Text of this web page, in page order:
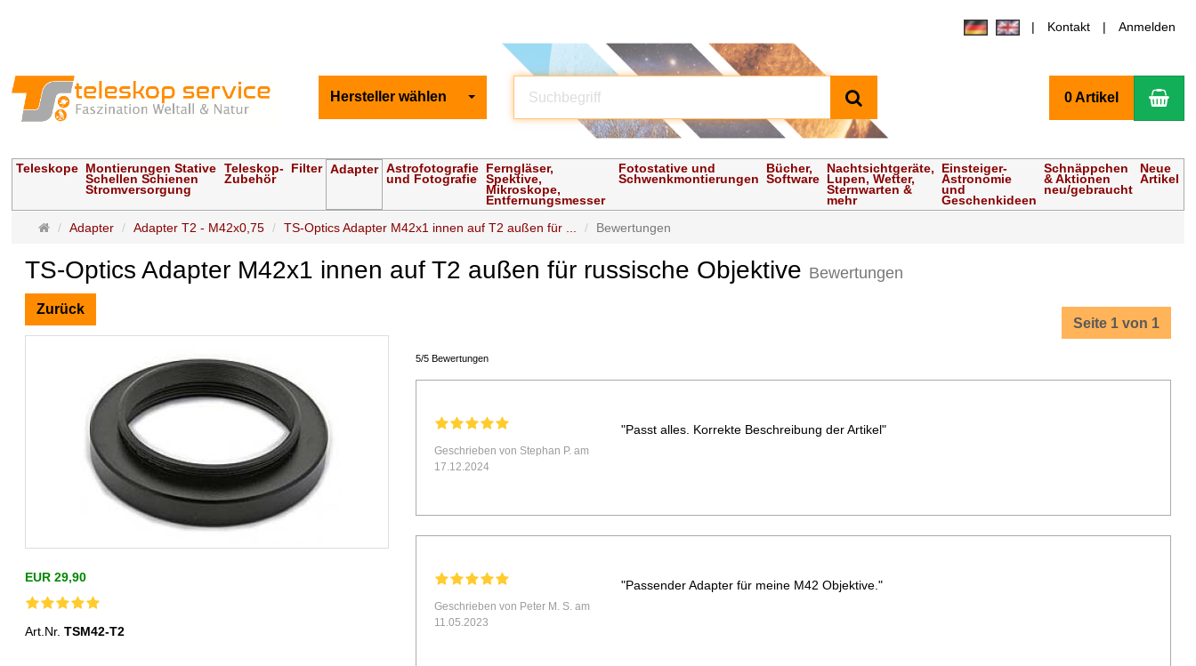
Kontakt Anmelden
Hersteller wählen 0 Artikel
Teleskope Montierungen Stative
Schellen Schienen
Stromversorgung
Teleskop-
Zubehör
Filter Adapter Astrofotografie
und Fotografie
Ferngläser,
Spektive,
Mikroskope,
Entfernungsmesser
Fotostative und
Schwenkmontierungen
Bücher,
Software
Nachtsichtgeräte,
Lupen, Wetter,
Sternwarten &
mehr
Einsteiger-
Astronomie
und
Geschenkideen
Schnäppchen
& Aktionen
neu/gebraucht
Neue
Artikel
Startseite
Adapter Adapter T2 - M42x0,75 TS-Optics Adapter M42x1 innen auf T2 außen für ... Bewertungen
TS-Optics Adapter M42x1 innen auf T2 außen für russische Objektive Bewertungen
Zurück
EUR 29,90
Art.Nr.TSM42-T2
Seite 1 von 1
5/5 Bewertungen
Geschrieben von Stephan P. am
17.12.2024
"Passt alles. Korrekte Beschreibung der Artikel"
Geschrieben von Peter M. S. am
11.05.2023
"Passender Adapter für meine M42 Objektive."